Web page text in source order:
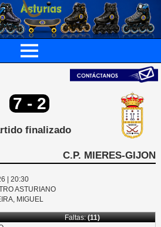
7 - 2
finalizado
C.P. MIERES-GIJON
| 20:30
ASTURIANO
MIGUEL
Faltas:(11)